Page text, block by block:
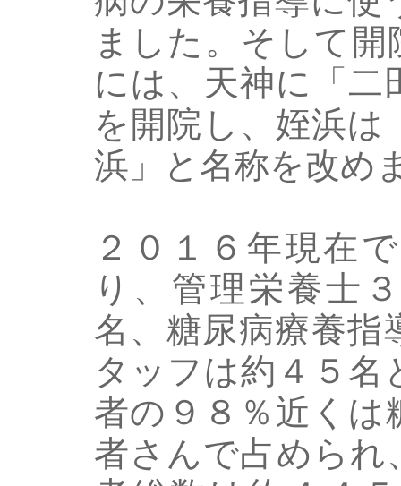
ました。そして
には、天神に「二
を開院し、姪浜は
浜」と名称を改め
２０１６年現在
り、管理栄養士
名、糖尿病療養指
タッフは約４５名
者の９８％近くは
者さんで占められ